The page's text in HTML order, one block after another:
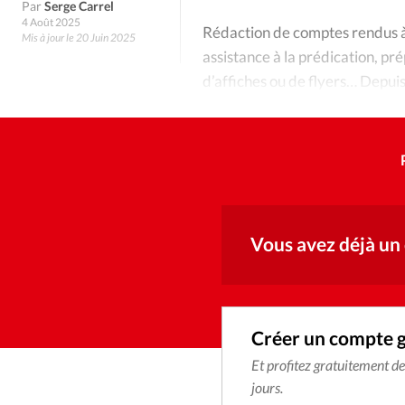
Génération réveil
Monde
Publireportage
Relations
Tour du monde des
ParSerge Carrel
4 Août 2025
Mis à jour le 20 Juin 2025
Rédaction de comptes rendus
assistance à la prédication,
d’affiches ou de flyers…
Vous avez déjà
Créer un compte
Et profitez gratuitement
jours.